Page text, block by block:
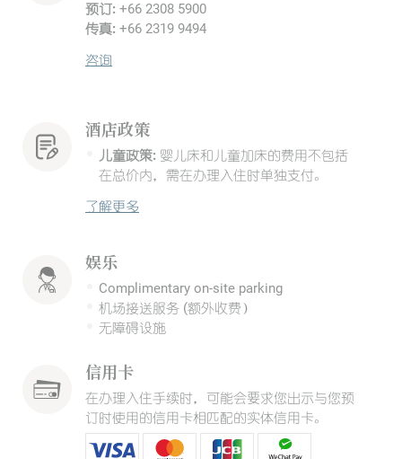
预订: +66 2308 5900
传真: +66 2319 9494
咨询
酒店政策
儿童政策: 婴儿床和儿童加床的费用不包括
在总价内，需在办理入住时单独支付。
了解更多
娱乐
Complimentary on-site parking
机场接送服务 (额外收费）
无障碍设施
信用卡
在办理入住手续时，可能会要求您出示与您预
订时使用的信用卡相匹配的实体信用卡。